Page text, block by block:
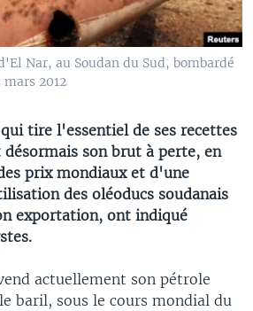
Nar, au Soudan du Sud, bombardé
2012
qui tire l'essentiel de ses recettes
son brut à perte, en
prix mondiaux et d'une
des oléoducs soudanais
exportation, ont indiqué
actuellement son pétrole
baril, sous le cours mondial du